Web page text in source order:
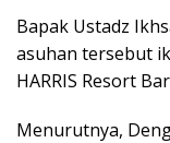
Bapak Ustadz
asuhan tersebut
HARRIS Resort
Menurutnya,